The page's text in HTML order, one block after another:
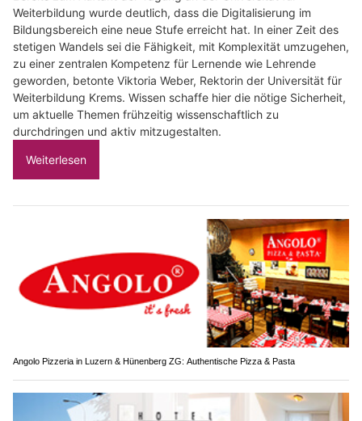
Weiterbildung wurde deutlich, dass die Digitalisierung im
Bildungsbereich eine neue Stufe erreicht hat. In einer Zeit des
stetigen Wandels sei die Fähigkeit, mit Komplexität umzugehen,
zu einer zentralen Kompetenz für Lernende wie Lehrende
geworden, betonte Viktoria Weber, Rektorin der Universität für
Weiterbildung Krems. Wissen schaffe hier die nötige Sicherheit,
um aktuelle Themen frühzeitig wissenschaftlich zu
durchdringen und aktiv mitzugestalten.
Weiterlesen
Angolo Pizzeria in Luzern & Hünenberg ZG: Authentische Pizza & Pasta